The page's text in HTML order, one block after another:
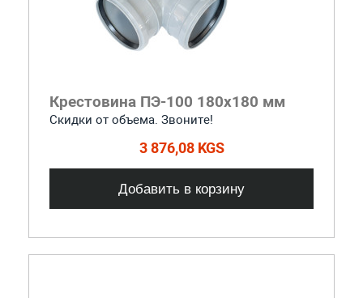
Крестовина ПЭ-100 180x180 мм
Скидки от объема. Звоните!
3 876,08 KGS
Добавить в корзину